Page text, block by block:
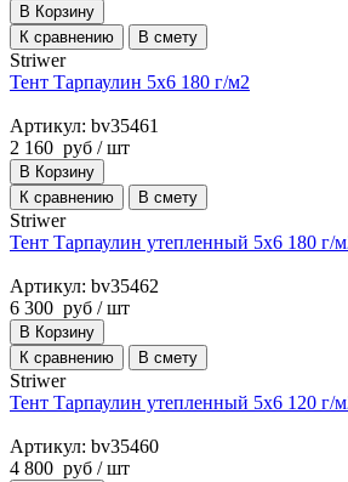
В Корзину
К сравнению
В смету
Striwer
Тент Тарпаулин 5х6 180 г/м2
Артикул: bv35461
2 160 руб / шт
В Корзину
К сравнению
В смету
Striwer
Тент Тарпаулин утепленный 5х6 180 г/
Артикул: bv35462
6 300 руб / шт
В Корзину
К сравнению
В смету
Striwer
Тент Тарпаулин утепленный 5х6 120 г/
Артикул: bv35460
4 800 руб / шт